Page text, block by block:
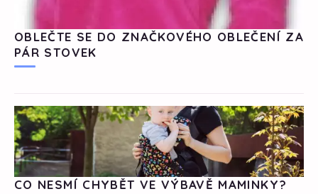
OBLEČTE SE DO ZNAČKOVÉHO OBLEČENÍ ZA
PÁR STOVEK
CO NESMÍ CHYBĚT VE VÝBAVĚ MAMINKY?